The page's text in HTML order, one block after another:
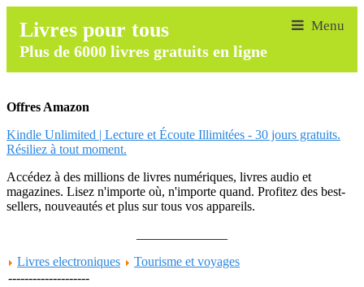
Livres pour tous
Plus de 6000 livres gratuits en ligne
Offres Amazon
Kindle Unlimited | Lecture et Écoute Illimitées - 30 jours gratuits.
Résiliez à tout moment.
Accédez à des millions de livres numériques, livres audio et
magazines. Lisez n'importe où, n'importe quand. Profitez des best-
sellers, nouveautés et plus sur tous vos appareils.
Livres electroniques
Tourisme et voyages
--------------------